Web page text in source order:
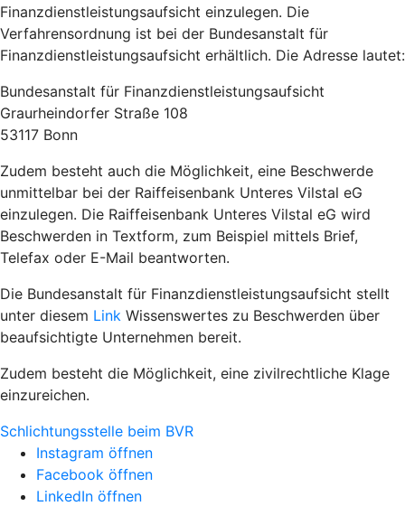
Finanzdienstleistungsaufsicht einzulegen. Die
Verfahrensordnung ist bei der Bundesanstalt für
Finanzdienstleistungsaufsicht erhältlich. Die Adresse lautet:
Bundesanstalt für Finanzdienstleistungsaufsicht
Graurheindorfer Straße 108
53117 Bonn
Zudem besteht auch die Möglichkeit, eine Beschwerde
unmittelbar bei der Raiffeisenbank Unteres Vilstal eG
einzulegen. Die Raiffeisenbank Unteres Vilstal eG wird
Beschwerden in Textform, zum Beispiel mittels Brief,
Telefax oder E-Mail beantworten.
Die Bundesanstalt für Finanzdienstleistungsaufsicht stellt
unter diesem Link Wissenswertes zu Beschwerden über
beaufsichtigte Unternehmen bereit.
Zudem besteht die Möglichkeit, eine zivilrechtliche Klage
einzureichen.
Schlichtungsstelle beim BVR
Instagram öffnen
Facebook öffnen
LinkedIn öffnen